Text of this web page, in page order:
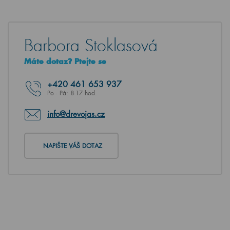
Barbora Stoklasová
Máte dotaz? Ptejte se
+420 461 653 937
Po - Pá: 8-17 hod.
info@drevojas.cz
NAPIŠTE VÁŠ DOTAZ